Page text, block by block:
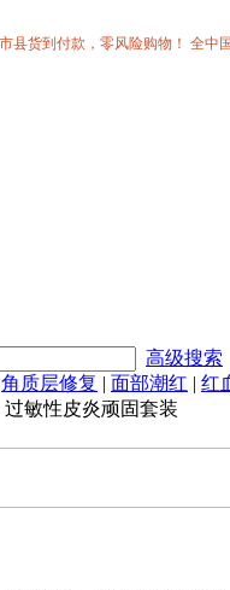
县货到付款，零风险购物！ 全中
高级搜索
角质层修复 | 面部潮红 | 红
过敏性皮炎顽固套装